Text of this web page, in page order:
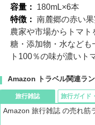
容量： 180mL×6本
特徴： 南麓郷の赤い
農家や市場からトマ
糖・添加物・水なども
ト100％の味が濃いト
Amazon トラベル関連ラ
旅行雑誌
Amazon 旅行雑誌 の売れ筋
旅行ガイド